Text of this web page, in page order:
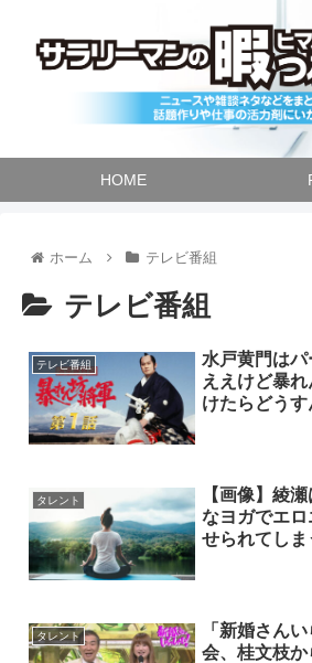
HOME
ホーム テレビ番組
テレビ番組
テレビ番組
水戸黄門は
ええけど暴
けたらどうす
タレント
【画像】綾
なヨガでエロ
せられてしま
タレント
「新婚さん
会、桂文枝か